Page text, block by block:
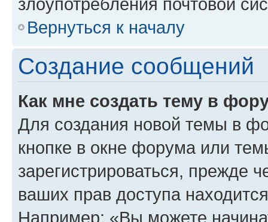
Вернуться к началу
Создание сообщений
Как мне создать тему в
Для создания новой темы в
кнопке в окне форума или
зарегистрироваться, прежде
ваших прав доступа
Например: «Вы можете